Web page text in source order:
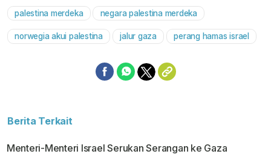
palestina merdeka negara palestina merdeka
norwegia akui palestina jalur gaza perang hamas israel
Berita Terkait
Menteri-Menteri Israel Serukan Serangan ke Gaza